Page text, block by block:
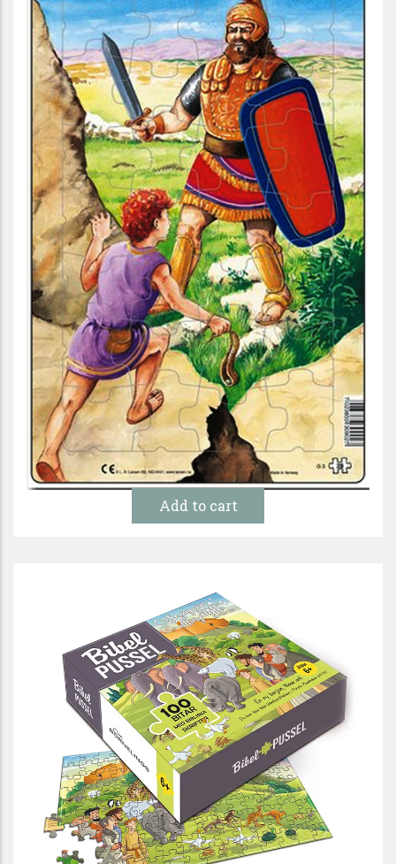
David & Goliat – Pussel
29:- 10 :-